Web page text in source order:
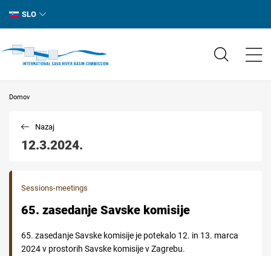
SLO
Domov
12.3.2024.
Nazaj
Sessions-meetings
65. zasedanje Savske komisije
65. zasedanje Savske komisije je potekalo 12. in 13. marca
2024 v prostorih Savske komisije v Zagrebu.